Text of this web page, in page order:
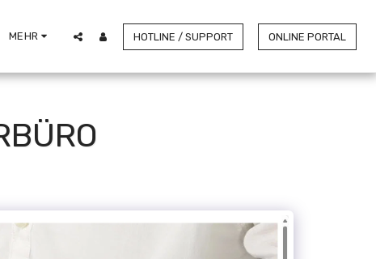
MEHR HOTLINE / SUPPORT ONLINE PORTAL